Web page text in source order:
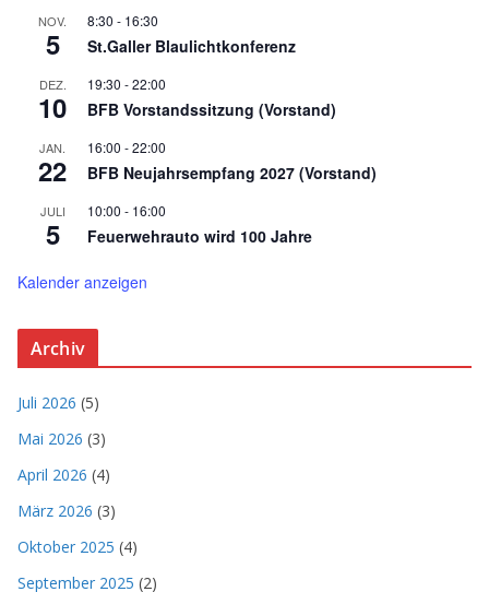
NOV.
5
8:30 - 16:30
St.Galler Blaulichtkonferenz
DEZ.
10
19:30 -22:00
BFB Vorstandssitzung (Vorstand)
JAN.
22
16:00 -22:00
BFB Neujahrsempfang 2027 (Vorstand)
JULI
5
10:00 - 16:00
Feuerwehrauto wird 100 Jahre
Kalender anzeigen
Archiv
Juli 2026 (5)
Mai 2026 (3)
April 2026 (4)
März 2026 (3)
Oktober 2025 (4)
September 2025 (2)